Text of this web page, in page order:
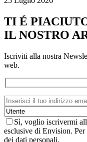
TI É
IL NOSTRO
Iscriviti alla nostra
web.
Sì, voglio iscrivermi
esclusive di Envision. Per
dei dati personali.